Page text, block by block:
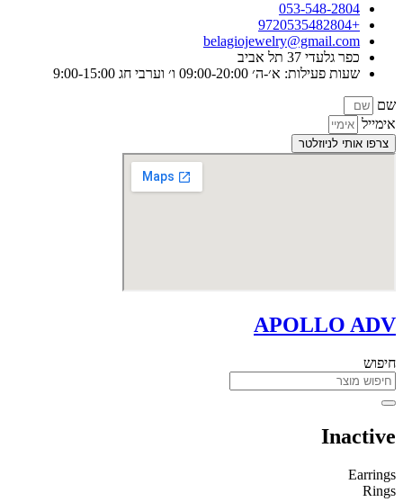
053-548-2804
+9720535482804
belagiojewelry@gmail.com
כפר גלעדי 37 תל אביב
שעות פעילות: א׳-ה׳ 09:00-20:00 ו׳ וערבי חג 9:00-15:00
שם
אימייל
צרפו אותי לניוזלטר
APOLLO ADV
חיפוש
Inactive
Earrings
Rings